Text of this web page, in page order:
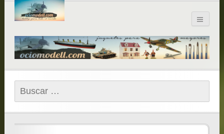
ociomodell.com
Buscar: